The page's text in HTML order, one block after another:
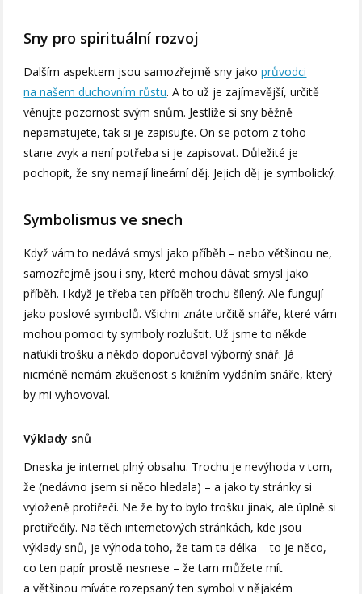
Sny pro spirituální rozvoj
Dalším aspektem jsou samozřejmě sny jakoprůvodci
na našem duchovním růstu. A to už je zajímavější, určitě
věnujte pozornost svým snům. Jestliže si sny běžně
nepamatujete, tak si je zapisujte. On se potom z toho
stane zvyk a není potřeba si je zapisovat. Důležité je
pochopit, že sny nemají lineární děj. Jejich děj je symbolický.
Symbolismus ve snech
Když vám to nedává smysl jako příběh – nebo většinou ne,
samozřejmě jsou i sny, které mohou dávat smysl jako
příběh. I když je třeba ten příběh trochu šílený. Ale fungují
jako poslové symbolů. Všichni znáte určitě snáře, které vám
mohou pomoci ty symboly rozluštit. Už jsme to někde
naťukli trošku a někdo doporučoval výborný snář. Já
nicméně nemám zkušenost s knižním vydáním snáře, který
by mi vyhovoval.
Výklady snů
Dneska je internet plný obsahu. Trochu je nevýhoda v tom,
že (nedávno jsem si něco hledala) – a jako ty stránky si
vyloženě protiřečí. Ne že by to bylo trošku jinak, ale úplně si
protiřečily. Na těch internetových stránkách, kde jsou
výklady snů, je výhoda toho, že tam ta délka – to je něco,
co ten papír prostě nesnese – že tam můžete mít
a většinou míváte rozepsaný ten symbol v nějakém